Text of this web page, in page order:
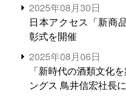
2025年08月30日
日本アクセス「新商
彰式を開催
2025年08月06日
「新時代の酒類文化
ングス 鳥井信宏社長